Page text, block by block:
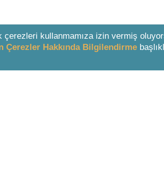
kullanmamıza izin vermiş
Çerezler Hakkında Bilgilendirme